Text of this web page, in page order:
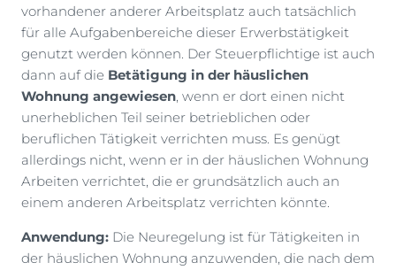
vorhandener anderer Arbeitsplatz auch tatsächlich
für alle Aufgabenbereiche dieser Erwerbstätigkeit
genutzt werden können. Der Steuerpflichtige ist auch
dann auf die Betätigung in der häuslichen
Wohnung angewiesen, wenn er dort einen nicht
unerheblichen Teil seiner betrieblichen oder
beruflichen Tätigkeit verrichten muss. Es genügt
allerdings nicht, wenn er in der häuslichen Wohnung
Arbeiten verrichtet, die er grundsätzlich auch an
einem anderen Arbeitsplatz verrichten könnte.
Anwendung: Die Neuregelung ist für Tätigkeiten in
der häuslichen Wohnung anzuwenden, die nach dem